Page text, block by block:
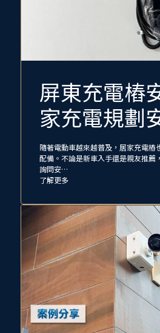
屏東充電樁
家充電規劃
隨著電動車越來越普及，居家充電樁
配備。不論是新車入手還是親友推薦
詢問安…
了解更多